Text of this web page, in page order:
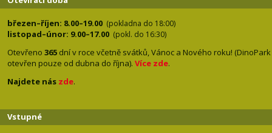
březen–říjen: 8.00–19.00 (pokladna do 18:00)
listopad–únor: 9.00–17.00 (pokl. do 16:30)
Otevřeno 365 dní v roce včetně svátků, Vánoc a Nového roku! (DinoPark
otevřen pouze od dubna do října). Více zde.
Najdete nás zde.
Vstupné